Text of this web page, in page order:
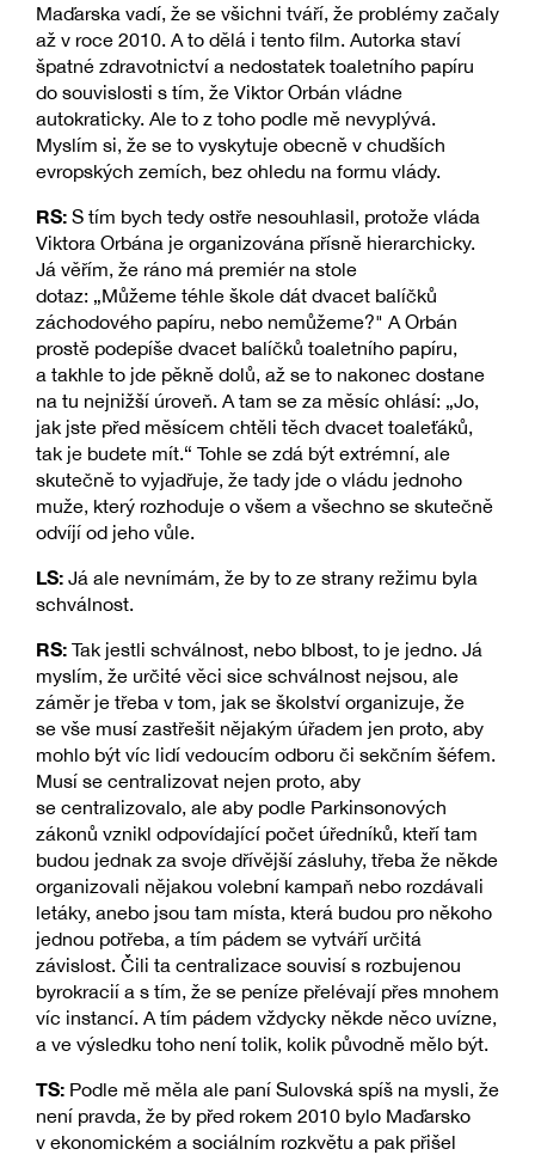
Maďarska vadí, že se všichni tváří, že problémy začaly
až v roce 2010. A to dělá i tento film. Autorka staví
špatné zdravotnictví a nedostatek toaletního papíru
do souvislosti s tím, že Viktor Orbán vládne
autokraticky. Ale to z toho podle mě nevyplývá.
Myslím si, že se to vyskytuje obecně v chudších
evropských zemích, bez ohledu na formu vlády.
RS: S tím bych tedy ostře nesouhlasil, protože vláda
Viktora Orbána je organizována přísně hierarchicky.
Já věřím, že ráno má premiér na stole
dotaz: „Můžeme téhle škole dát dvacet balíčků
záchodového papíru, nebo nemůžeme?" A Orbán
prostě podepíše dvacet balíčků toaletního papíru,
a takhle to jde pěkně dolů, až se to nakonec dostane
na tu nejnižší úroveň. A tam se za měsíc ohlásí: „Jo,
jak jste před měsícem chtěli těch dvacet toaleťáků,
tak je budete mít.“ Tohle se zdá být extrémní, ale
skutečně to vyjadřuje, že tady jde o vládu jednoho
muže, který rozhoduje o všem a všechno se skutečně
odvíjí od jeho vůle.
LS: Já ale nevnímám, že by to ze strany režimu byla
schválnost.
RS: Tak jestli schválnost, nebo blbost, to je jedno. Já
myslím, že určité věci sice schválnost nejsou, ale
záměr je třeba v tom, jak se školství organizuje, že
se vše musí zastřešit nějakým úřadem jen proto, aby
mohlo být víc lidí vedoucím odboru či sekčním šéfem.
Musí se centralizovat nejen proto, aby
se centralizovalo, ale aby podle Parkinsonových
zákonů vznikl odpovídající počet úředníků, kteří tam
budou jednak za svoje dřívější zásluhy, třeba že někde
organizovali nějakou volební kampaň nebo rozdávali
letáky, anebo jsou tam místa, která budou pro někoho
jednou potřeba, a tím pádem se vytváří určitá
závislost. Čili ta centralizace souvisí s rozbujenou
byrokracií a s tím, že se peníze přelévají přes mnohem
víc instancí. A tím pádem vždycky někde něco uvízne,
a ve výsledku toho není tolik, kolik původně mělo být.
TS: Podle mě měla ale paní Sulovská spíš na mysli, že
není pravda, že by před rokem 2010 bylo Maďarsko
v ekonomickém a sociálním rozkvětu a pak přišel